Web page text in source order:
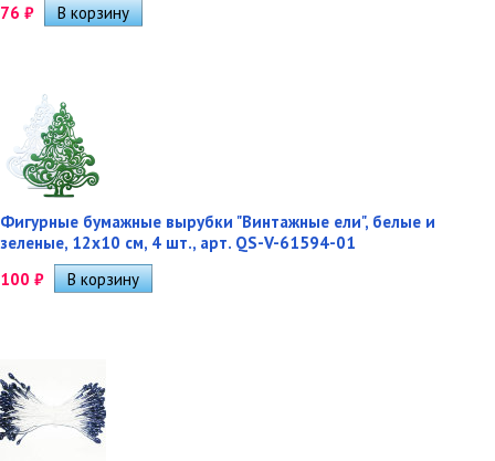
76 ₽
Фигурные бумажные вырубки "Винтажные ели", белые и
зеленые, 12х10 см, 4 шт., арт. QS-V-61594-01
100 ₽